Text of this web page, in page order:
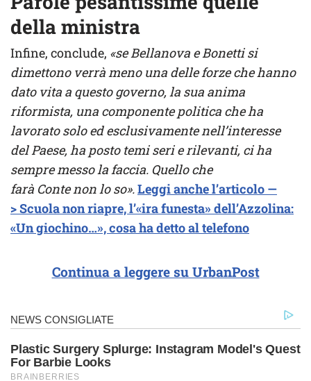
della ministra
Infine, conclude, «se Bellanova e Bonetti si
dimettono verrà meno una delle forze che hanno
dato vita a questo governo, la sua anima
riformista, una componente politica che ha
lavorato solo ed esclusivamente nell’interesse
del Paese, ha posto temi seri e rilevanti, ci ha
sempre messo la faccia. Quello che
farà Conte non lo so».Leggi anche l’articolo —
> Scuola non riapre, l’«ira funesta» dell’Azzolina:
«Un giochino…», cosa ha detto al telefono
Continua a leggere su UrbanPost